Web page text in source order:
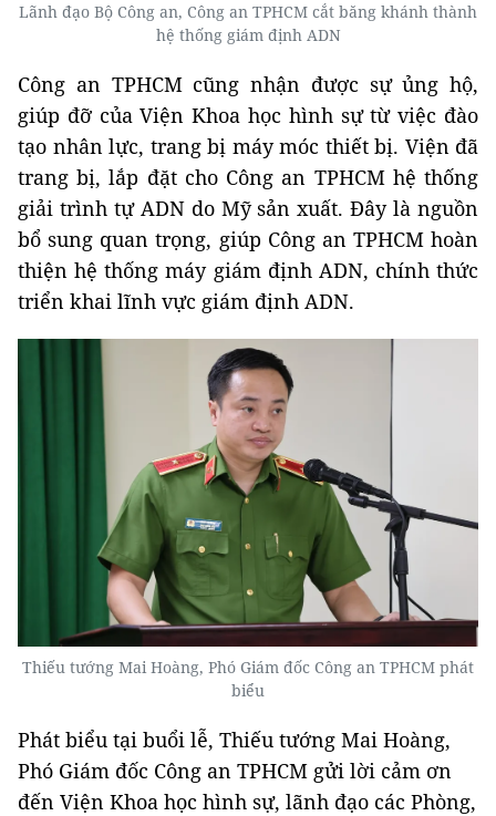
Lãnh đạo Bộ Công an, Công an TPHCM cắt băng khánh thành
hệ thống giám định ADN
Công an TPHCM cũng nhận được sự ủng hộ,
giúp đỡ của Viện Khoa học hình sự từ việc đào
tạo nhân lực, trang bị máy móc thiết bị. Viện đã
trang bị, lắp đặt cho Công an TPHCM hệ thống
giải trình tự ADN do Mỹ sản xuất. Đây là nguồn
bổ sung quan trọng, giúp Công an TPHCM hoàn
thiện hệ thống máy giám định ADN, chính thức
triển khai lĩnh vực giám định ADN.
Thiếu tướng Mai Hoàng, Phó Giám đốc Công an TPHCM phát
biểu
Phát biểu tại buổi lễ, Thiếu tướng Mai Hoàng,
Phó Giám đốc Công an TPHCM gửi lời cảm ơn
đến Viện Khoa học hình sự, lãnh đạo các Phòng,